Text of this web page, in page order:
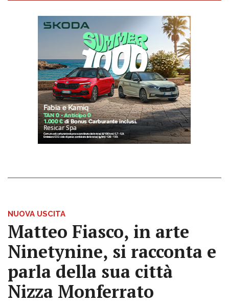
NUOVA USCITA
Matteo Fiasco, in arte
Ninetynine, si racconta e
parla della sua città
Nizza Monferrato